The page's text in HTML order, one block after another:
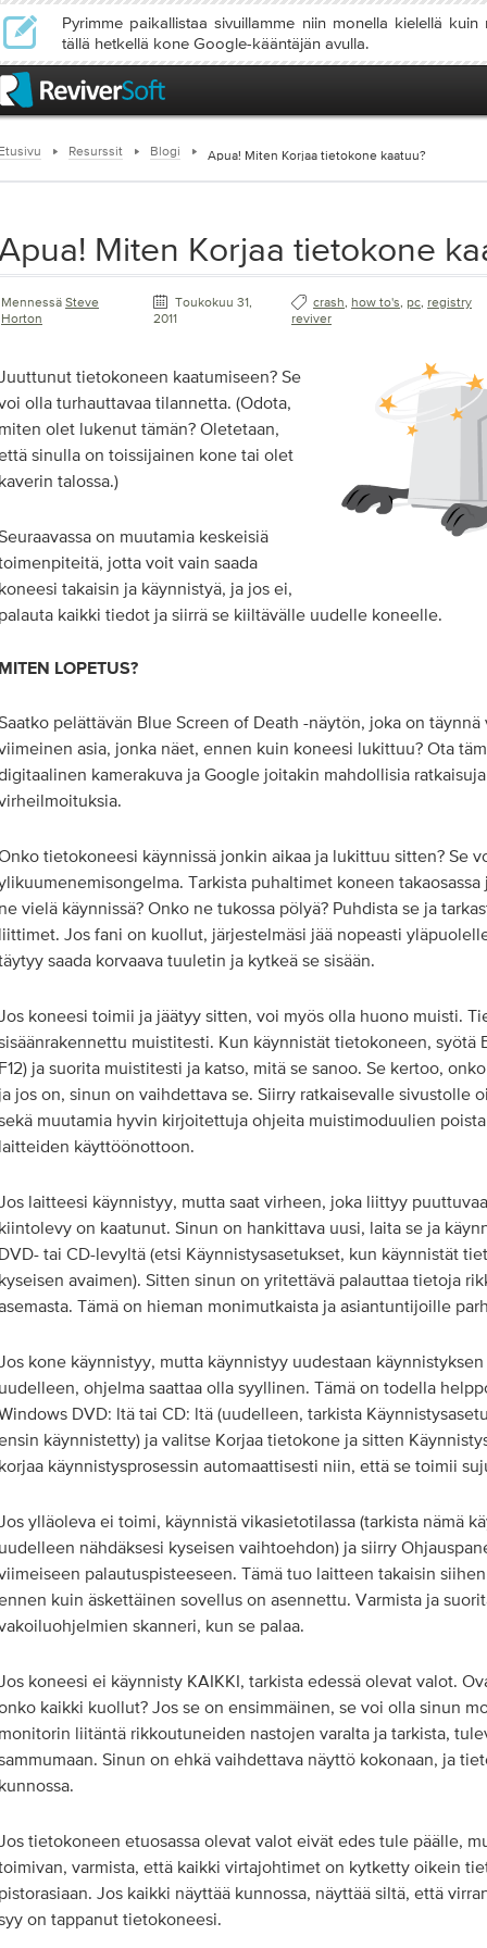
Pyrimme paikallistaa sivuillamme niin monella kielellä
tällä hetkellä kone Google-kääntäjän avulla.
Resurssit Blogi Apua! Miten Korjaa tietokone kaatuu?
Miten Korjaa tietokone
Mennessä Steve
Horton
Toukokuu 31,
2011
crash, how to's, pc, registry
reviver
tietokoneen kaatumiseen? Se
olla turhauttavaa tilannetta. (Odota,
olet lukenut tämän? Oletetaan,
sinulla on toissijainen kone tai olet
talossa.)
on muutamia keskeisiä
jotta voit vain saada
takaisin ja käynnistyä, ja jos ei,
kaikki tiedot ja siirrä se kiiltävälle uudelle koneelle.
LOPETUS?
pelättävän Blue Screen of Death -näytön, joka on
asia, jonka näet, ennen kuin koneesi lukittuu? Ota
kamerakuva ja Google joitakin mahdollisia
tietokoneesi käynnissä jonkin aikaa ja lukittuu sitten? Se
Tarkista puhaltimet koneen takaosassa
vielä käynnissä? Onko ne tukossa pölyä? Puhdista se ja
Jos fani on kuollut, järjestelmäsi jää nopeasti
saada korvaava tuuletin ja kytkeä se sisään.
koneesi toimii ja jäätyy sitten, voi myös olla huono muisti.
muistitesti. Kun käynnistät tietokoneen, syötä
ja suorita muistitesti ja katso, mitä se sanoo. Se kertoo,
jos on, sinun on vaihdettava se. Siirry ratkaisevalle sivustolle
muutamia hyvin kirjoitettuja ohjeita muistimoduulien
käyttöönottoon.
laitteesi käynnistyy, mutta saat virheen, joka liittyy
on kaatunut. Sinun on hankittava uusi, laita se ja
tai CD-levyltä (etsi Käynnistysasetukset, kun käynnistät
avaimen). Sitten sinun on yritettävä palauttaa tietoja
Tämä on hieman monimutkaista ja asiantuntijoille
kone käynnistyy, mutta käynnistyy uudestaan
ohjelma saattaa olla syyllinen. Tämä on todella
DVD: ltä tai CD: ltä (uudelleen, tarkista
käynnistetty) ja valitse Korjaa tietokone ja sitten
käynnistysprosessin automaattisesti niin, että se toimii
ylläoleva ei toimi, käynnistä vikasietotilassa (tarkista nämä
nähdäksesi kyseisen vaihtoehdon) ja siirry
palautuspisteeseen. Tämä tuo laitteen takaisin
kuin äskettäinen sovellus on asennettu. Varmista ja
skanneri, kun se palaa.
koneesi ei käynnisty KAIKKI, tarkista edessä olevat valot.
kaikki kuollut? Jos se on ensimmäinen, se voi olla sinun
liitäntä rikkoutuneiden nastojen varalta ja tarkista,
Sinun on ehkä vaihdettava näyttö kokonaan, ja
tietokoneen etuosassa olevat valot eivät edes tule päälle,
varmista, että kaikki virtajohtimet on kytketty oikein
Jos kaikki näyttää kunnossa, näyttää siltä, ​​että
on tappanut tietokoneesi.